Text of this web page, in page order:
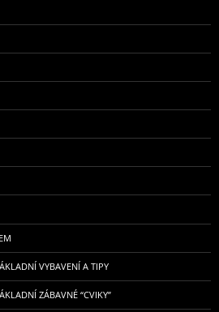
VYBAVENÍ A TIPY
ZÁBAVNÉ “CVIKY”